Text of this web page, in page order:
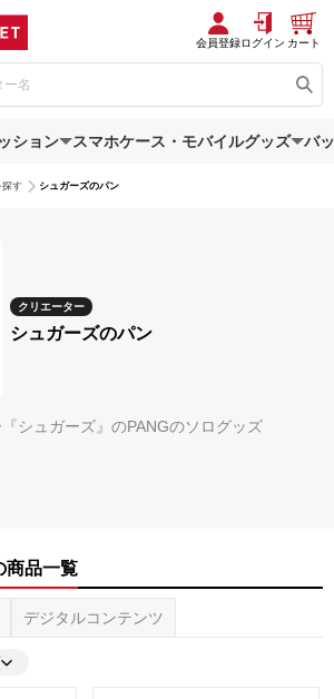
会員登録ログイン カート
ション スマホケース・モバイルグッズ バ
探す シュガーズのパン
クリエーター
シュガーズのパン
シュガーズ』のPANGのソログッズ
商品一覧
デジタルコンテンツ